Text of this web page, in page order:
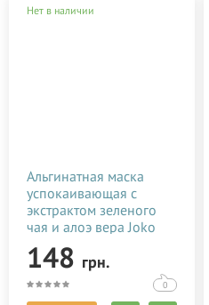
Ziaja
Сибирское здоровье
Нет в наличии
Альгинатная маска
успокаивающая с
экстрактом зеленого
чая и алоэ вера Joko
Blend Premium Alginate
Mask 100 г 543297
148 грн.
0